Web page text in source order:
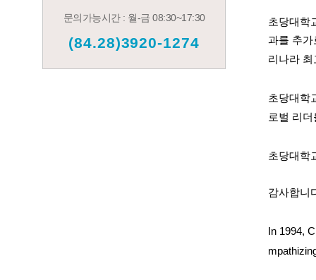
문의가능시간 : 월-금 08:30~17:30
(84.28)3920-1274
초당대학
과를 추가
리나라
초당대학
로벌 리
초당대학
감사합니
In 1994,